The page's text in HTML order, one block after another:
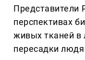
Представители
перспективах
живых тканей в
пересадки